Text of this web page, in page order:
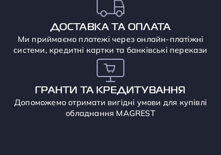
ДОСТАВКА ТА ОПЛАТА
Ми приймаємо платежі через онлайн-платіжні
системи, кредитні картки та банківські перекази
ГРАНТИ ТА КРЕДИТУВАННЯ
Допоможемо отримати вигідні умови для купівлі
обладнання MAGREST